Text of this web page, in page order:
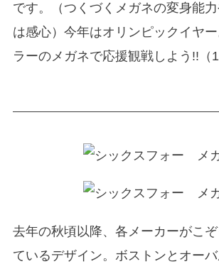
です。（つくづくメガネの変身能
は感心）今年はオリンピックイヤ
ラーのメガネで応援観戦しよう!!（
去年の秋頃以降、各メーカーがこ
ているデザイン。ボストンとオー